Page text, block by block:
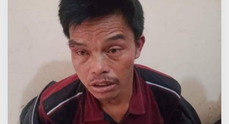
t
I
n
B
u
n
u
h
d
a
n